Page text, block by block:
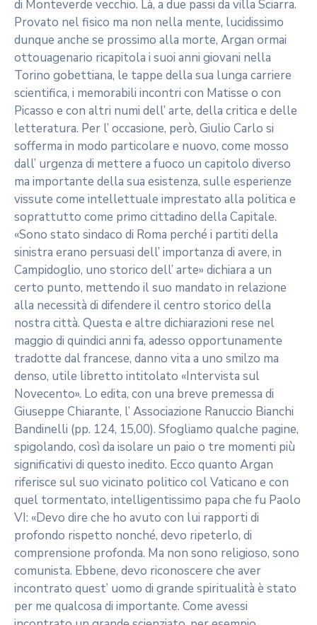
di Monteverde vecchio. Là, a due passi da villa Sciarra.
Provato nel fisico ma non nella mente, lucidissimo
dunque anche se prossimo alla morte, Argan ormai
ottouagenario ricapitola i suoi anni giovani nella
Torino gobettiana, le tappe della sua lunga carriere
scientifica, i memorabili incontri con Matisse o con
Picasso e con altri numi dell’ arte, della critica e delle
letteratura. Per l’ occasione, però, Giulio Carlo si
sofferma in modo particolare e nuovo, come mosso
dall’ urgenza di mettere a fuoco un capitolo diverso
ma importante della sua esistenza, sulle esperienze
vissute come intellettuale imprestato alla politica e
soprattutto come primo cittadino della Capitale.
«Sono stato sindaco di Roma perché i partiti della
sinistra erano persuasi dell’ importanza di avere, in
Campidoglio, uno storico dell’ arte» dichiara a un
certo punto, mettendo il suo mandato in relazione
alla necessità di difendere il centro storico della
nostra città. Questa e altre dichiarazioni rese nel
maggio di quindici anni fa, adesso opportunamente
tradotte dal francese, danno vita a uno smilzo ma
denso, utile libretto intitolato «Intervista sul
Novecento». Lo edita, con una breve premessa di
Giuseppe Chiarante, l’ Associazione Ranuccio Bianchi
Bandinelli (pp. 124, 15,00). Sfogliamo qualche pagine,
spigolando, così da isolare un paio o tre momenti più
significativi di questo inedito. Ecco quanto Argan
riferisce sul suo vicinato politico col Vaticano e con
quel tormentato, intelligentissimo papa che fu Paolo
VI: «Devo dire che ho avuto con lui rapporti di
profondo rispetto nonché, devo ripeterlo, di
comprensione profonda. Ma non sono religioso, sono
comunista. Ebbene, devo riconoscere che aver
incontrato quest’ uomo di grande spiritualità è stato
per me qualcosa di importante. Come avessi